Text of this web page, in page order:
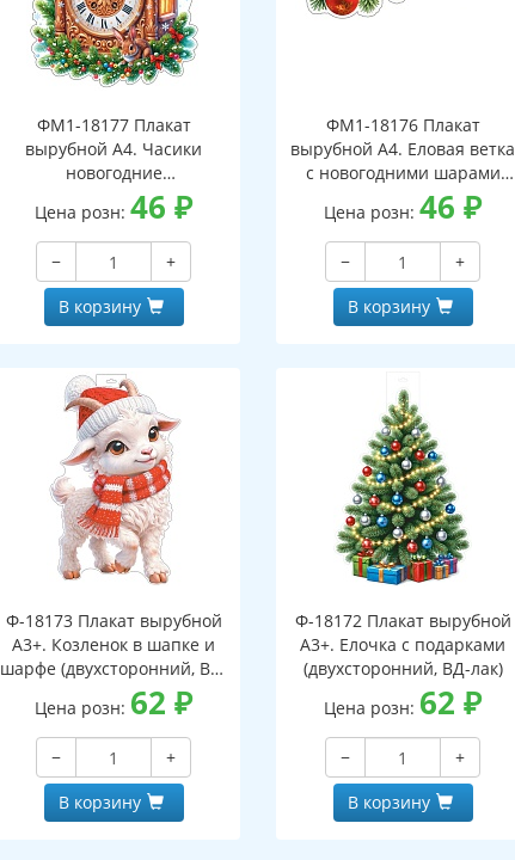
ФМ1-18177 Плакат
вырубной А4. Часики
новогодние
(двухсторонний, ВД-лак)
Цена розн:46₽
−
+
В корзину
ФМ1-18176 Плакат
вырубной А4. Еловая ветка
с новогодними шарами
(двухсторонний, ВД-лак)
Цена розн:46₽
−
+
В корзину
Ф-18173 Плакат вырубной
А3+. Козленок в шапке и
шарфе (двухсторонний, ВД-
Цена розн: 62₽
−
+
В корзину
Ф-18172 Плакат вырубной
А3+. Елочка с подарками
(двухсторонний, ВД-лак)
Цена розн: 62₽
−
+
В корзину